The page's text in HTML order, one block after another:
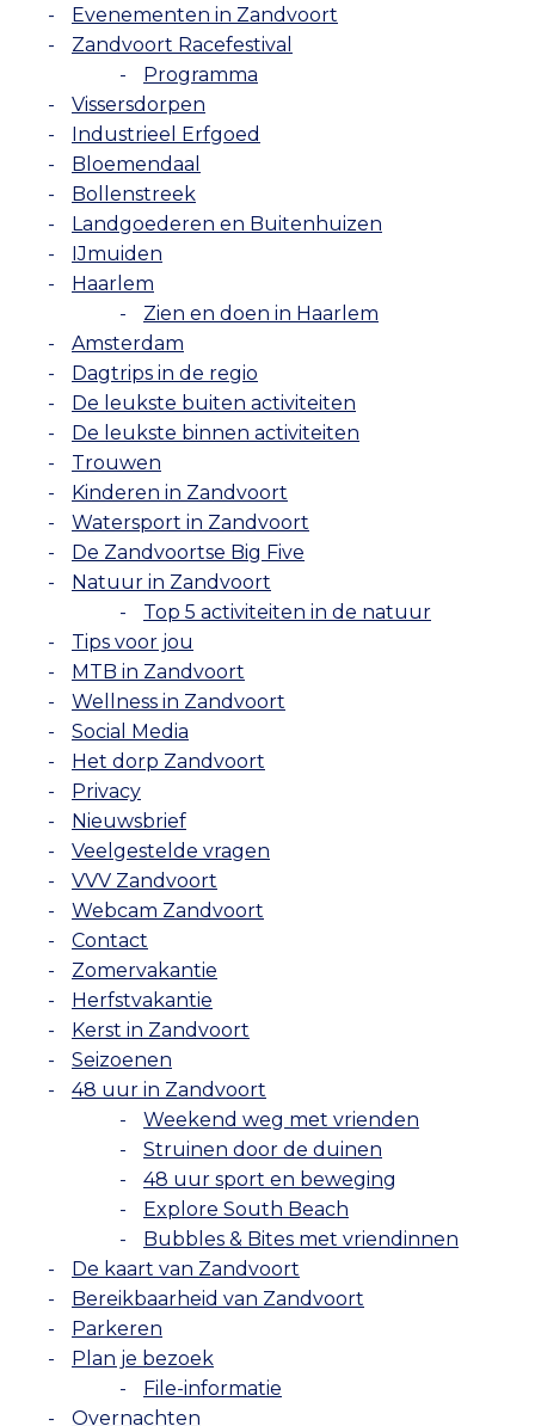
Evenementen in Zandvoort
Zandvoort Racefestival
Programma
Vissersdorpen
Industrieel Erfgoed
Bloemendaal
Bollenstreek
Landgoederen en Buitenhuizen
IJmuiden
Haarlem
Zien en doen in Haarlem
Amsterdam
Dagtrips in de regio
De leukste buiten activiteiten
De leukste binnen activiteiten
Trouwen
Kinderen in Zandvoort
Watersport in Zandvoort
De Zandvoortse Big Five
Natuur in Zandvoort
Top 5 activiteiten in de natuur
Tips voor jou
MTB in Zandvoort
Wellness in Zandvoort
Social Media
Het dorp Zandvoort
Privacy
Nieuwsbrief
Veelgestelde vragen
VVV Zandvoort
Webcam Zandvoort
Contact
Zomervakantie
Herfstvakantie
Kerst in Zandvoort
Seizoenen
48 uur in Zandvoort
Weekend weg met vrienden
Struinen door de duinen
48 uur sport en beweging
Explore South Beach
Bubbles & Bites met vriendinnen
De kaart van Zandvoort
Bereikbaarheid van Zandvoort
Parkeren
Plan je bezoek
File-informatie
Overnachten